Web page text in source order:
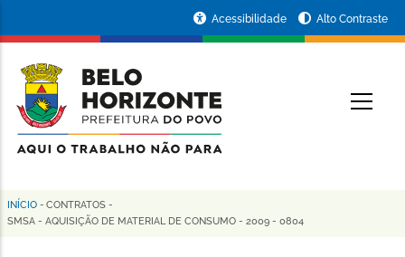
conteúdo
principal
da
Prefeitura
de
Horizonte
Acessibilidade Alto Contraste
Trilha
INÍCIO - CONTRATOS -
SMSA - AQUISIÇÃO DE MATERIAL DE CONSUMO - 2009 - 0804